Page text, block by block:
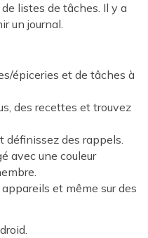
listes de tâches. Il y a
un journal.
épiceries et de tâches à
des recettes et trouvez
définissez des rappels.
avec une couleur
et même sur des